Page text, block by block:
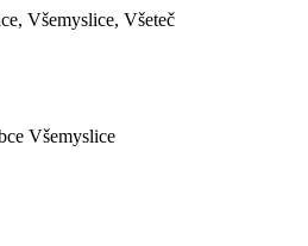
Všemyslice, Všeteč